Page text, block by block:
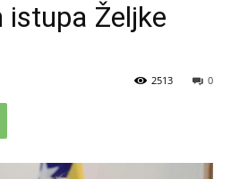
istupa Željke
0
2513